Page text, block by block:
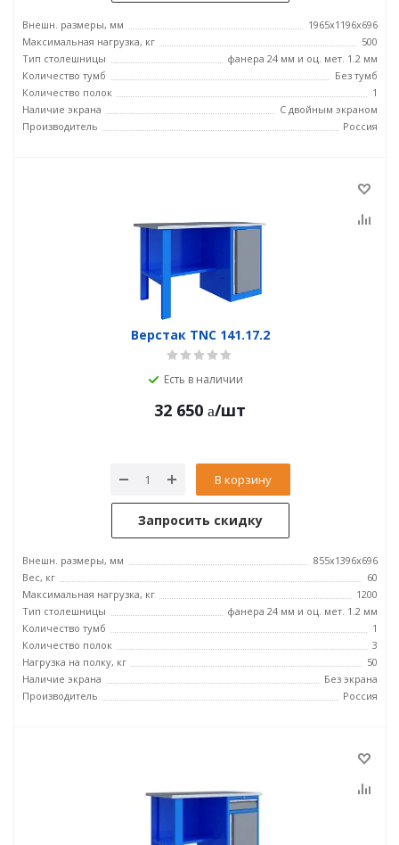
Внешн. размеры, мм
1965x1196x696
Максимальная нагрузка, кг
500
Тип столешницы
фанера 24 мм и оц. мет. 1.2 мм
Количество тумб
Без тумб
Количество полок
1
Наличие экрана
С двойным экраном
Производитель
Россия
Верстак TNC 141.17.2
Есть в наличии
32 650 /шт
В корзину
Запросить скидку
Внешн. размеры, мм
855x1396x696
Вес, кг
60
Максимальная нагрузка, кг
1200
Тип столешницы
фанера 24 мм и оц. мет. 1.2 мм
Количество тумб
1
Количество полок
3
Нагрузка на полку, кг
50
Наличие экрана
Без экрана
Производитель
Россия